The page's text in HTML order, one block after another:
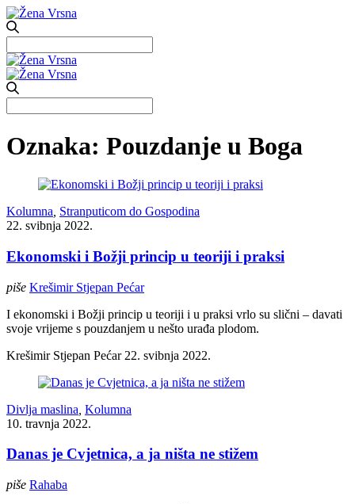
for:
for:
Oznaka: Pouzdanje u Boga
Kolumna Stranputicom do Gospodina
22. svibnja 2022.
Ekonomski i Božji princip u teoriji i praksi
piše Krešimir Stjepan Pećar
I ekonomski i Božji princip u teoriji i u praksi vrlo su slični – davati
svoje vrijeme s pouzdanjem u nešto urađa plodom.
Krešimir Stjepan Pećar 22. svibnja 2022.
Divlja maslina Kolumna
10. travnja 2022.
Danas je Cvjetnica, a ja ništa ne stižem
piše Rahaba